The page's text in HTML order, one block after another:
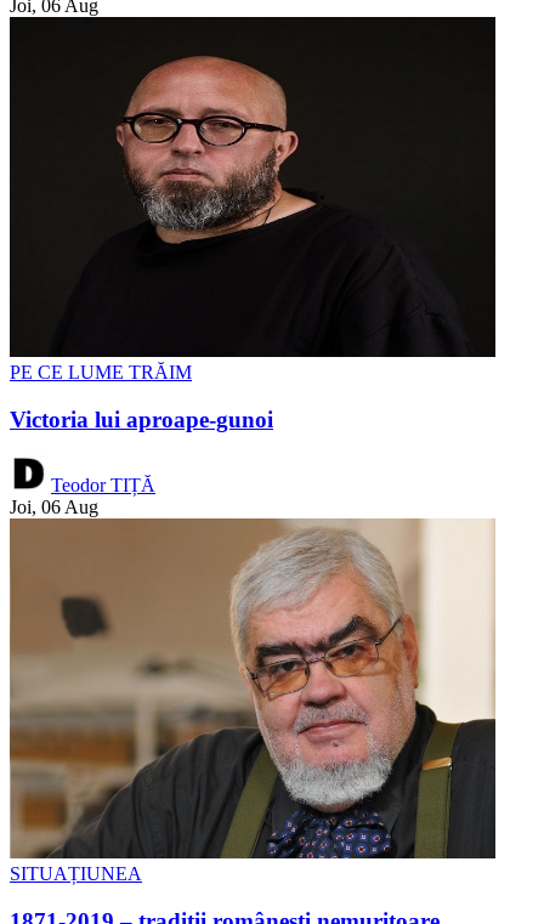
Joi, 06 Aug
PE CE LUME TRĂIM
Victoria lui aproape-gunoi
Teodor TIȚĂ
Joi, 06 Aug
SITUAȚIUNEA